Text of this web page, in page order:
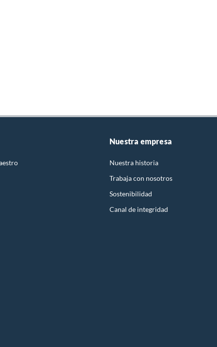
Nuestra empresa
Nuestra historia
Trabaja con nosotros
Sostenibilidad
Canal de integridad